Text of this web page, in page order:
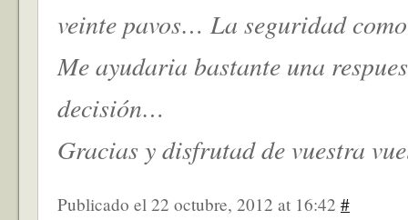
veinte pavos… La seguridad
Me ayudaria bastante una
decisión…
Gracias y disfrutad de vuestra
Publicado el 22 octubre, 2012 at 16:42 #